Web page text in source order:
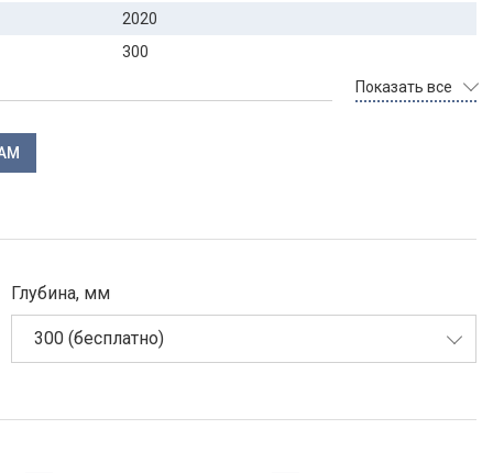
2020
300
Показать все
Глубина, мм
300 (бесплатно)